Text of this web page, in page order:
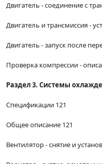
Двигатель - соединение с
Двигатель и трансмиссия -
Двигатель - запуск после
Проверка компрессии -
Раздел 3. Системы
Спецификации 121
Общее описание 121
Вентилятор - снятие и